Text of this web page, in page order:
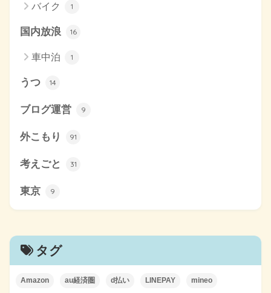
バイク 1
国内放浪 16
車中泊 1
うつ 14
ブログ運営 9
外こもり 91
考えごと 31
東京 9
タグ
Amazon au経済圏 d払い LINEPAY mineo